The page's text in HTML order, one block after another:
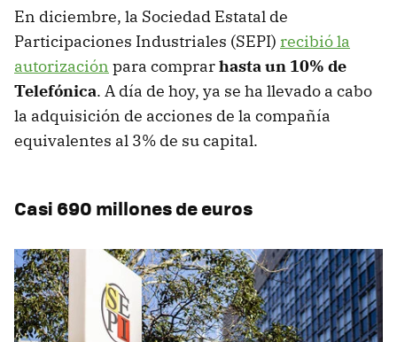
En diciembre, la Sociedad Estatal de
Participaciones Industriales (SEPI) recibió la
autorización para comprarhasta un 10% de
Telefónica. A día de hoy, ya se ha llevado a cabo
la adquisición de acciones de la compañía
equivalentes al 3% de su capital.
Casi 690 millones de euros